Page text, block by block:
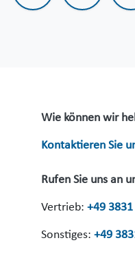
Wie können wir
Kontaktieren Sie
Rufen Sie uns an
Vertrieb: +49
Sonstiges: +49